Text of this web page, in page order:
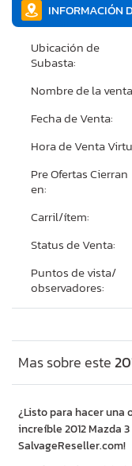
INFORMACIÓN
Ubicación de
Subasta:
Nombre de la
Fecha de Venta:
Hora de Venta
Pre Ofertas Cierran
en:
Carril/ítem:
Status de Venta:
Puntos de vista/
observadores:
Mas sobre este
¿Listo para hacer una
increíble 2012 Mazda
SalvageReseller.com!